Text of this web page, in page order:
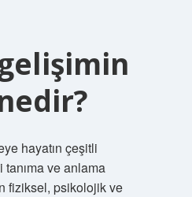
hayatın çeşitli
ve anlama
fiziksel, psikolojik ve